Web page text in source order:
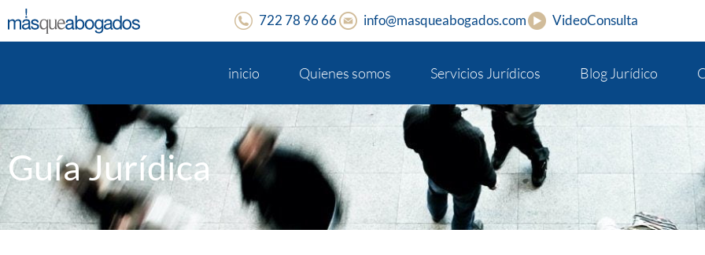
722 78 96 66 info@masqueabogados.com VideoConsulta
inicio Quienes somos Servicios Jurídicos Blog Jurídico
Guía Jurídica